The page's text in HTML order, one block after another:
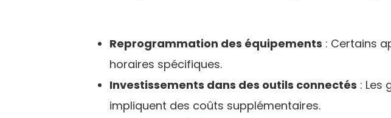
Reprogrammation des équipements : Certains
horaires spécifiques.
Investissements dans des outils connectés : Les
impliquent des coûts supplémentaires.